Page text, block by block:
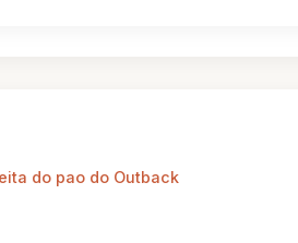
do pao do Outback